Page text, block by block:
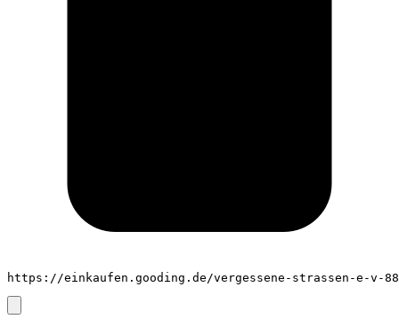
https://einkaufen.gooding.de/vergessene-strassen-e-v-